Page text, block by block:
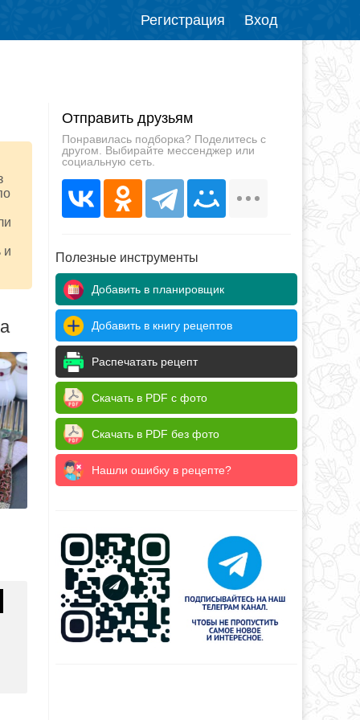
Регистрация Вход
и
Отправить друзьям
Понравилась подборка? Поделитесь с
другом. Выбирайте мессенджер или
социальную сеть.
Полезные инструменты
Добавить в планировщик
Добавить в книгу рецептов
Распечатать рецепт
Скачать в PDF с фото
Скачать в PDF без фото
Нашли ошибку в рецепте?